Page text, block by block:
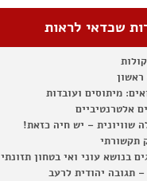
שכדאי לראות
ראשון
מיתוסים ועובדות
אלטרנטיביים
שוויונית – יש חיה כזאת!
תקשורתי
בנושא עוני ואי בטחון תזונתי
– תגובה יהודית לרעב